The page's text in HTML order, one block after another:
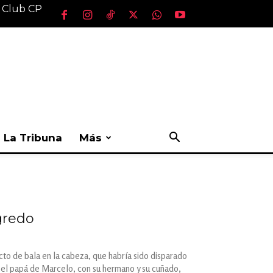
CP
La Tribuna Más
de bala en la cabeza, que habría sido disparado
papá de Marcelo, con su hermano y su cuñado,